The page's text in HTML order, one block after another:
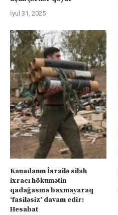
İyul 31, 2025
Kanadanın İsrailə silah
ixracı hökumətin
qadağasına baxmayaraq
‘fasiləsiz’ davam edir:
Hesabat